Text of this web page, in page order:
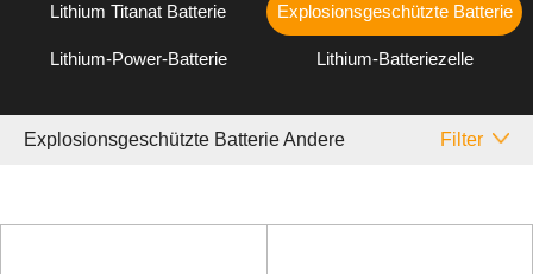
Lithium Titanat Batterie Explosionsgeschützte Batterie
Lithium-Power-Batterie Lithium-Batteriezelle
Explosionsgeschützte Batterie Andere Filter